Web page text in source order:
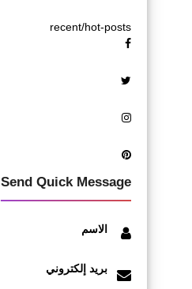
recent/hot-posts
Send Quick Message
الاسم
بريد إلكتروني